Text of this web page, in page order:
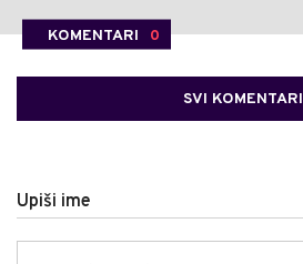
KOMENTARI 0
SVI KOMENTARI
Upiši ime